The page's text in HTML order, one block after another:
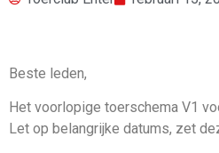
Beste leden,
Het voorlopige toerschema V1
Let op belangrijke datums, zet